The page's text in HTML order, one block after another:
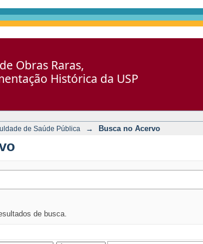
Obras Raras,
Histórica da USP
de Saúde Pública → Busca no Acervo
de busca.